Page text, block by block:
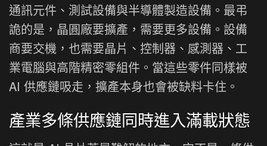
通訊元件、測試設備與半導體製造設備。最弔
詭的是，晶圓廠要擴產，需要更多設備。設備
商要交機，也需要晶片、控制器、感測器、工
業電腦與高階精密零組件。當這些零件同樣被
AI 供應鏈吸走，擴產本身也會被缺料卡住。
產業多條供應鏈同時進入滿載狀態